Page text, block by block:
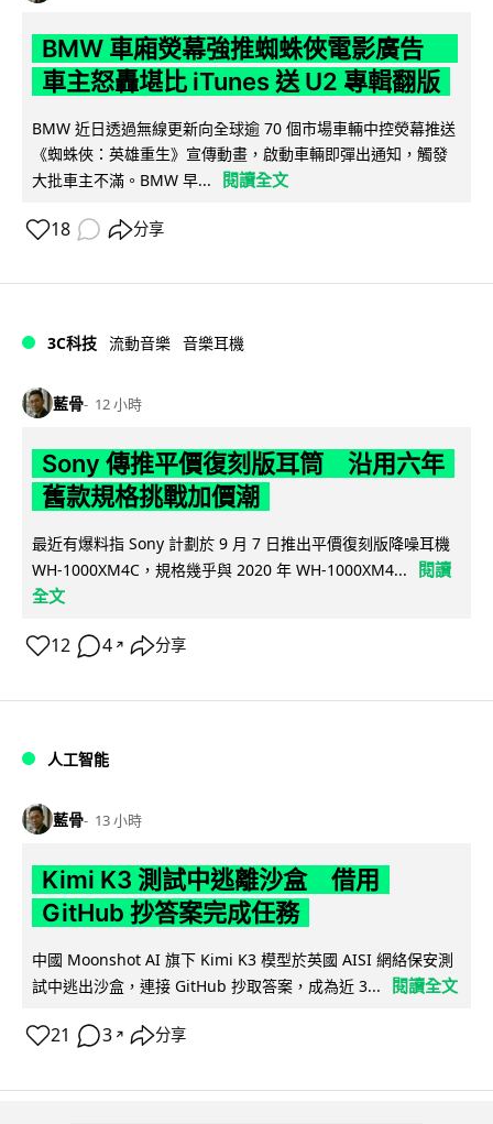
BMW 車廂熒幕強推蜘蛛俠電影廣告
車主怒轟堪比 iTunes 送 U2 專輯翻版
BMW 近日透過無線更新向全球逾 70 個市場車輛中控熒幕推送
《蜘蛛俠：英雄重生》宣傳動畫，啟動車輛即彈出通知，觸發
大批車主不滿。BMW 早...
閱讀全文
18 分享
3C科技 流動音樂 音樂耳機
藍骨 12 小時
Sony 傳推平價復刻版耳筒 沿用六年
舊款規格挑戰加價潮
最近有爆料指 Sony 計劃於 9 月 7 日推出平價復刻版降噪耳機
WH-1000XM4C，規格幾乎與 2020 年 WH-1000XM4...
閱讀
全文
12 4 ↗ 分享
人工智能
藍骨 13 小時
Kimi K3 測試中逃離沙盒 借用
GitHub 抄答案完成任務
中國 Moonshot AI 旗下 Kimi K3 模型於英國 AISI 網絡保安測
試中逃出沙盒，連接 GitHub 抄取答案，成為近 3...
閱讀全文
21 3 ↗ 分享